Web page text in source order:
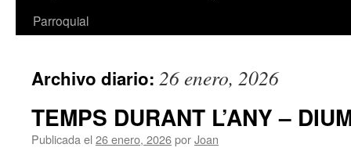
Parroquial
Archivo diario: 26 enero, 2026
TEMPS DURANT L’ANY –
Publicada el 26 enero, 2026porJoan